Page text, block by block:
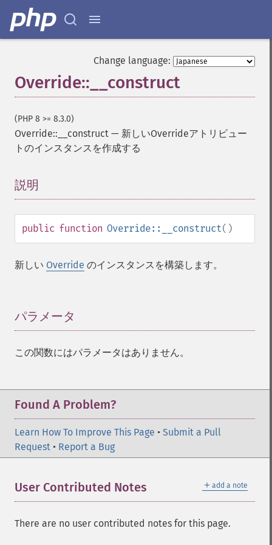
Change language:
Override::__construct
(PHP 8 >= 8.3.0)
Override::__construct — 新しいOverrideアトリビュー
トのインスタンスを作成する
説明
public function Override::__construct()
新しい Override のインスタンスを構築します。
パラメータ
この関数にはパラメータはありません。
Found A Problem?
Learn How To Improve This Page • Submit a Pull
Request • Report a Bug
＋ add a note
User Contributed Notes
There are no user contributed notes for this page.